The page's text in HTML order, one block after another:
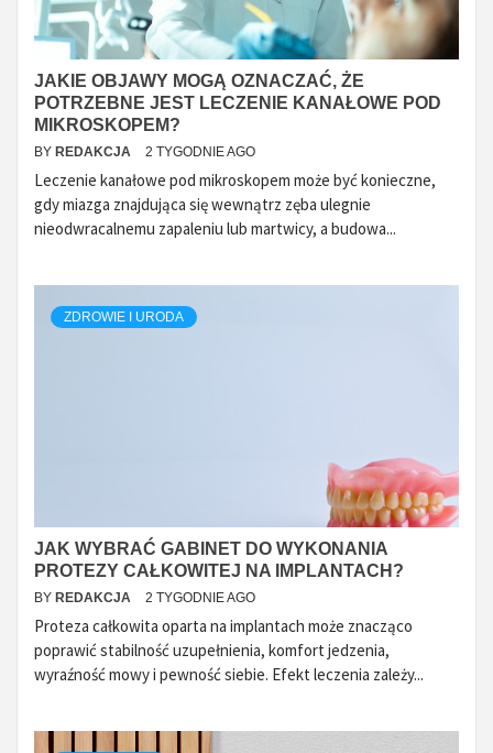
JAKIE OBJAWY MOGĄ OZNACZAĆ, ŻE
POTRZEBNE JEST LECZENIE KANAŁOWE POD
MIKROSKOPEM?
BY REDAKCJA 2 TYGODNIE AGO
Leczenie kanałowe pod mikroskopem może być konieczne,
gdy miazga znajdująca się wewnątrz zęba ulegnie
nieodwracalnemu zapaleniu lub martwicy, a budowa...
ZDROWIE I URODA
JAK WYBRAĆ GABINET DO WYKONANIA
PROTEZY CAŁKOWITEJ NA IMPLANTACH?
BY REDAKCJA 2 TYGODNIE AGO
Proteza całkowita oparta na implantach może znacząco
poprawić stabilność uzupełnienia, komfort jedzenia,
wyraźność mowy i pewność siebie. Efekt leczenia zależy...